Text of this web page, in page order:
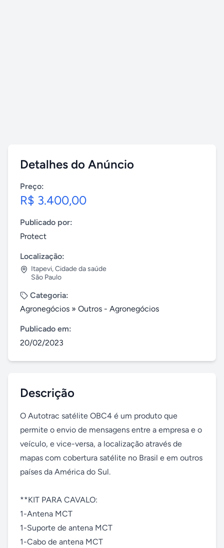
Detalhes do Anúncio
Preço:
R$ 3.400,00
Publicado por:
Protect
Localização:
Itapevi,Cidade da saúde
São Paulo
Categoria:
Agronegócios » Outros - Agronegócios
Publicado em:
20/02/2023
Descrição
O Autotrac satélite OBC4 é um produto que
permite o envio de mensagens entre a empresa e o
veículo, e vice-versa, a localização através de
mapas com cobertura satélite no Brasil e em outros
países da América do Sul.
**KIT PARA CAVALO:
1-Antena MCT
1-Suporte de antena MCT
1-Cabo de antena MCT